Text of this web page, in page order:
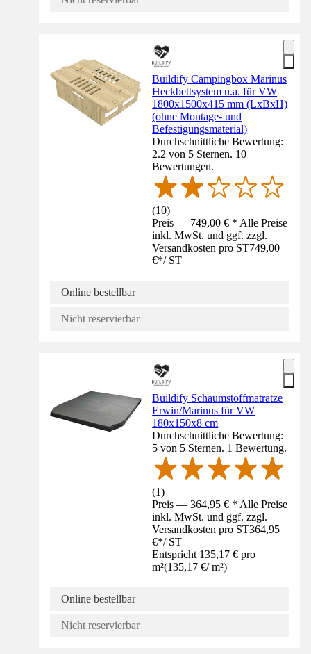
Buildify Campingbox Marinus
Heckbettsystem u.a. für VW
1800x1500x415 mm (LxBxH)
(ohne Montage- und
Befestigungsmaterial)
Durchschnittliche Bewertung:
2.2 von 5 Sternen. 10
Bewertungen.
(10)
Preis — 749,00 € * Alle Preise
inkl. MwSt. und ggf. zzgl.
Versandkosten pro ST749,00
€*/ ST
Online bestellbar
Nicht reservierbar
Buildify Schaumstoffmatratze
Erwin/Marinus für VW
180x150x8 cm
Durchschnittliche Bewertung:
5 von 5 Sternen. 1 Bewertung.
(1)
Preis — 364,95 € * Alle Preise
inkl. MwSt. und ggf. zzgl.
Versandkosten pro ST364,95
€*/ ST
Entspricht 135,17 € pro
m²(135,17 €/ m²)
Online bestellbar
Nicht reservierbar